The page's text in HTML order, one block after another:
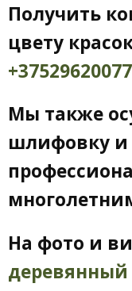
Получить
цвету
Мы также
шлифовку и
На фото и